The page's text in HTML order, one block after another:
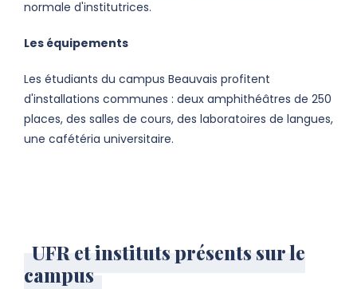
normale d'institutrices.
Les équipements
Les étudiants du campus Beauvais profitent
d'installations communes : deux amphithéâtres de 250
places, des salles de cours, des laboratoires de langues,
une cafétéria universitaire.
UFR et instituts présents sur le
campus